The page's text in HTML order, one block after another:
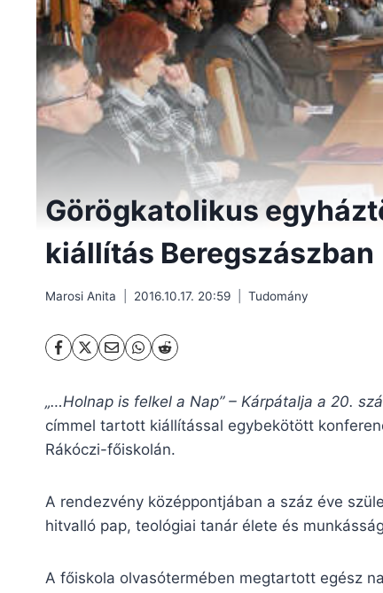
Görögkatolikus
kiállítás Beregszászban
Marosi Anita 2016.10.17. 20:59 Tudomány
„…Holnap is felkel a Nap” – Kárpátalja a 20.
címmel tartott kiállítással egybekötött
Rákóczi-főiskolán.
A rendezvény középpontjában a száz éve
hitvalló pap, teológiai tanár élete és
A főiskola olvasótermében megtartott egész